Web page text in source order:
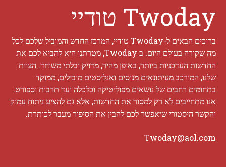
Twoday טודיי
ברוכים הבאים ל-Twoday טודיי, המרכז החדש והמוביל שלכם לכל
מה שקורה בעולם היום. ב Twoday, מטרתנו היא להביא לכם את
החדשות העדכניות ביותר, באופן מהיר, מדויק ובלתי משוחד. הצוות
שלנו, המורכב מעיתונאים מנוסים ואנליסטים מובילים, ממוקד
בתחומים רחבים של נושאים מפוליטיקה וכלכלה ועד תרבות וספורט.
אנו מתחייבים לא רק למסור את החדשות, אלא גם להציע ניתוח עמוק
והקשר היסטורי שיאפשר לכם להבין את הסיפור מעבר לכותרת.
Twoday@aol.com